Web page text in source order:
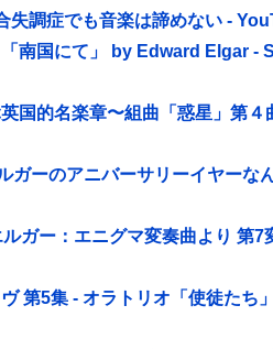
失調症でも音楽は諦めない -
「南国にて」 by Edward Elgar
英国的名楽章〜組曲「惑星」第
ガーのアニバーサリーイヤーな
ルガー ：エニグマ変奏曲より 第
第5集 - オラトリオ「使徒たち